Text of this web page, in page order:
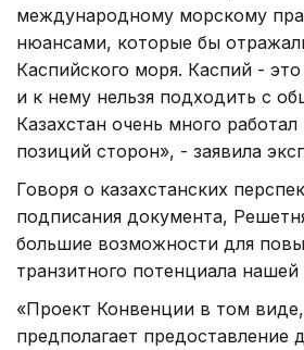
международному морскому
нюансами, которые бы
Каспийского моря. Каспий -
и к нему нельзя подходить с
Казахстан очень много
позиций сторон», - заявила
Говоря о казахстанских
подписания документа,
большие возможности для
транзитного потенциала нашей
«Проект Конвенции в том
предполагает предоставление